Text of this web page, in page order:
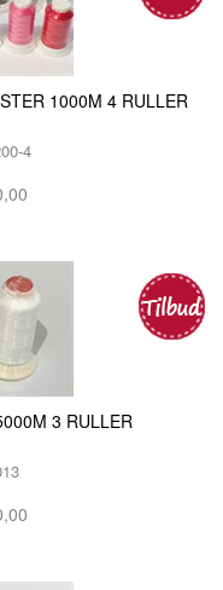
1000M 4 RULLER
4
3 RULLER